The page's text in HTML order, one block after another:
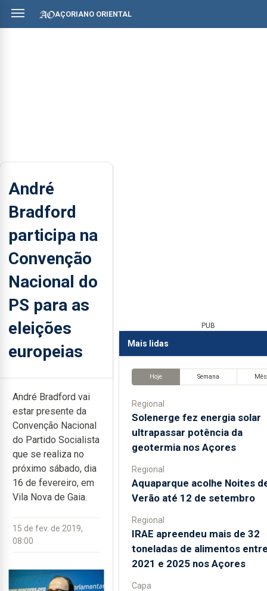
AÇORIANO ORIENTAL
André
Bradford
participa na
Convenção
Nacional do
PS para as
eleições
europeias
André Bradford vai
estar presente da
Convenção Nacional
do Partido Socialista
que se realiza no
próximo sábado, dia
16 de fevereiro, em
Vila Nova de Gaia.
15 de fev. de 2019,
08:00
PUB
Mais lidas
Hoje Semana Mês
Regional
Solenerge fez energia solar
ultrapassar potência da
geotermia nos Açores
Regional
Aquaparque acolhe Noites
Verão até 12 de setembro
Regional
IRAE apreendeu mais de 32
toneladas de alimentos
2021 e 2025 nos Açores
Capa